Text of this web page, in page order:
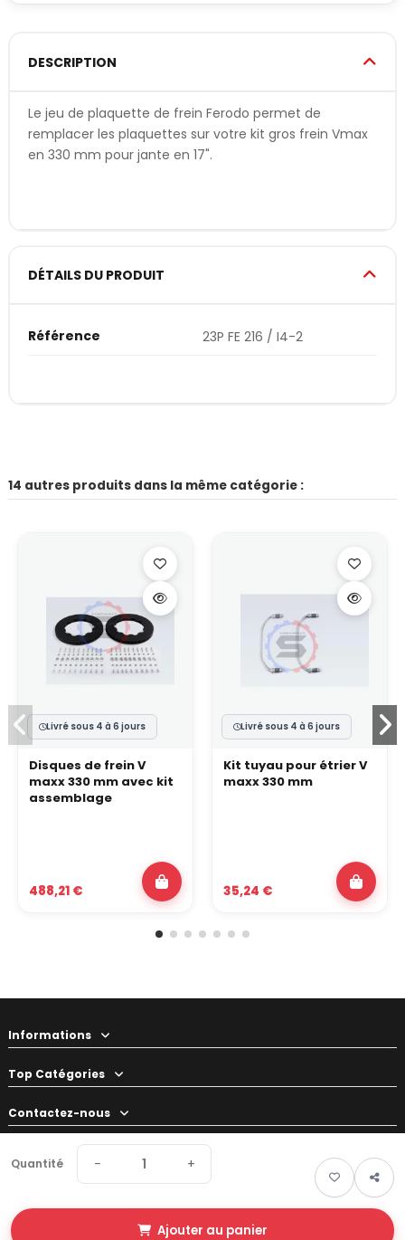
Quantité − +
Ajouter au panier
DESCRIPTION
Le jeu de plaquette de frein Ferodo permet de
remplacer les plaquettes sur votre kit gros frein Vmax
en 330 mm pour jante en 17".
DÉTAILS DU PRODUIT
Référence 23P FE 216 / I4-2
14 autres produits dans la même catégorie :
Livré sous 4 à 6 jours
Disques de frein V
maxx 330 mm avec kit
assemblage
488,21 €
Livré sous 4 à 6 jours
Kit tuyau pour étrier V
maxx 330 mm
35,24 €
Informations
Top Catégories
Contactez-nous
Votre préparateur